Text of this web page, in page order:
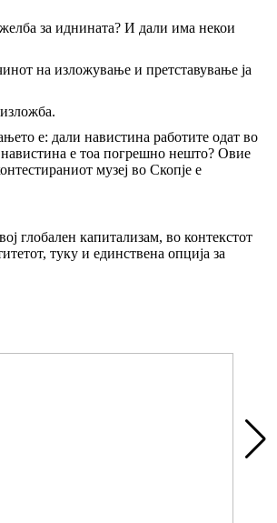
за иднината? И дали има некои
на изложување и претставување ја
е: дали навистина работите одат во
е тоа погрешно нешто? Овие
музеј во Скопје е
глобален капитализам, во контекстот
туку и единствена опција за